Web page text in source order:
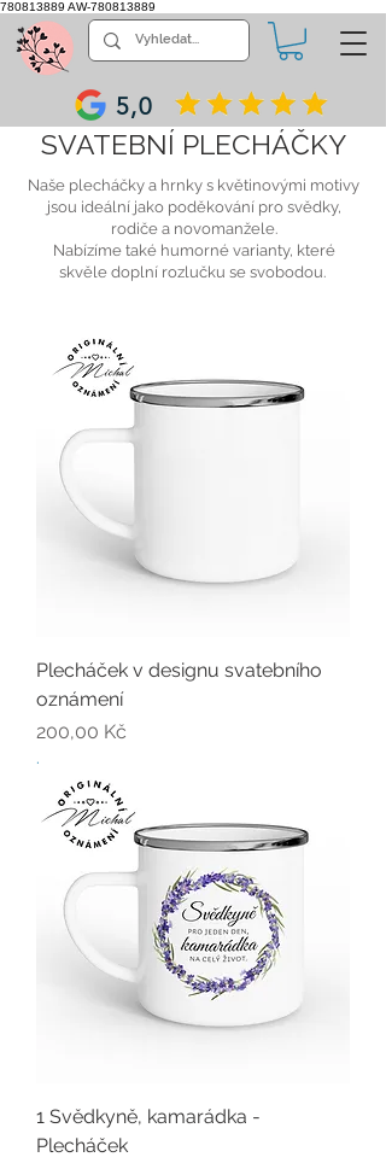
780813889 AW-780813889
5,0
SVATEBNÍ PLECHÁČKY
Naše plecháčky a hrnky s květinovými motivy
jsou ideální jako poděkování pro svědky,
rodiče a novomanžele.
Nabízíme také humorné varianty, které
skvěle doplní rozlučku se svobodou.
Plecháček v designu svatebního
oznámení
Cena
200,00 Kč
.
1 Svědkyně, kamarádka -
Plecháček